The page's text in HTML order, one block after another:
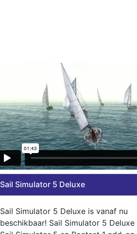
Sail Simulator 5 Deluxe
Sail Simulator 5 Deluxe is vanaf nu
beschikbaar! Sail Simulator 5